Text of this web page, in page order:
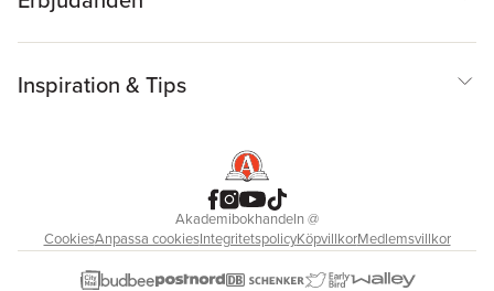
Inspiration & Tips
Akademibokhandeln@
CookiesAnpassa cookiesIntegritetspolicyKöpvillkorMedlemsvillkor